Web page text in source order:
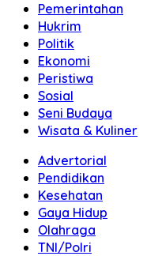
Pemerintahan
Hukrim
Politik
Ekonomi
Peristiwa
Sosial
Seni Budaya
Wisata & Kuliner
Advertorial
Pendidikan
Kesehatan
Gaya Hidup
Olahraga
TNI/Polri